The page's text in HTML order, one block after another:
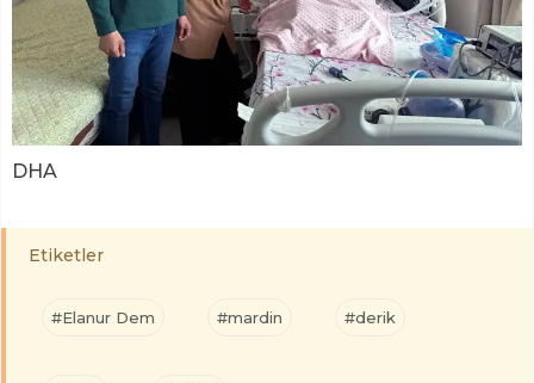
DHA
Etiketler
#Elanur Dem #mardin #derik